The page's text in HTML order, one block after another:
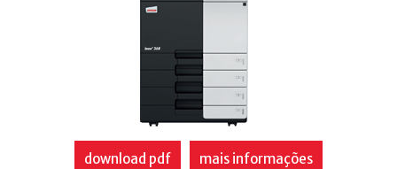
download pdf mais informações